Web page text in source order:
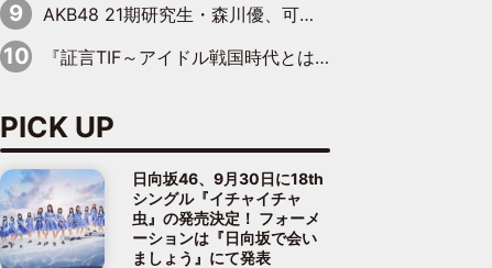
AKB48 21期研究生・森川優、可愛さもある大人の女性に
『証言TIF～アイドル戦国時代とはなんだったのか～』第10回：さくら学院・武藤彩未×飯田らうら「正直、中3で辞めるというのを信じてなくて。そう言われてはいたけど、嘘でしょって」
PICK UP
日向坂46、9月30日に18th
シングル『イチャイチャ
虫』の発売決定！ フォーメ
ーションは『日向坂で会い
ましょう』にて発表